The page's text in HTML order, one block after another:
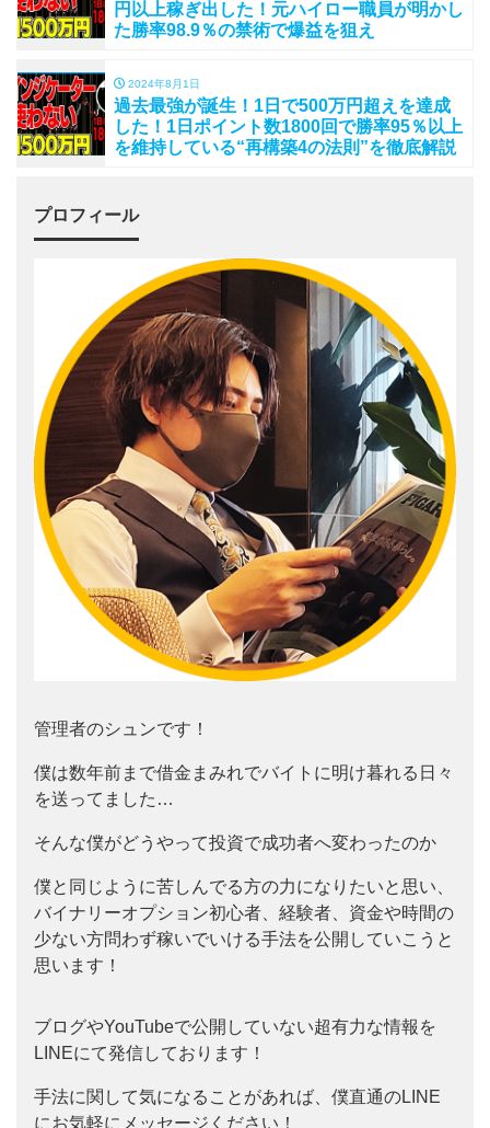
円以上稼ぎ出した！元ハイロー職員が明かし
た勝率98.9％の禁術で爆益を狙え
2024年8月1日
過去最強が誕生！1日で500万円超えを達成
した！1日ポイント数1800回で勝率95％以上
を維持している“再構築4の法則”を徹底解説
プロフィール
管理者のシュンです！
僕は数年前まで借金まみれでバイトに明け暮れる日々
を送ってました…
そんな僕がどうやって投資で成功者へ変わったのか
僕と同じように苦しんでる方の力になりたいと思い、
バイナリーオプション初心者、経験者、資金や時間の
少ない方問わず稼いでいける手法を公開していこうと
思います！
ブログやYouTubeで公開していない超有力な情報を
LINEにて発信しております！
手法に関して気になることがあれば、僕直通のLINE
にお気軽にメッセージください！